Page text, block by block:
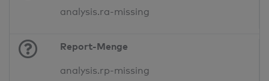
analysis.ra-missing
Report-Menge
analysis.rp-missing